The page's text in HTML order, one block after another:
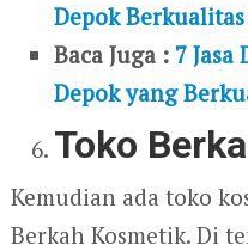
Depok Berkualitas
Baca Juga : 7
Depok yang
Toko
Kemudian ada toko
Berkah Kosmetik. Di